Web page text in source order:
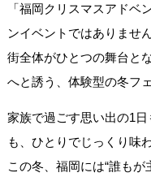
「福岡クリスマスアドベ
ンイベントではありません
街全体がひとつの舞台と
へと誘う、体験型の冬フ
家族で過ごす思い出の1
も、ひとりでじっくり味
この冬、福岡には“誰もが